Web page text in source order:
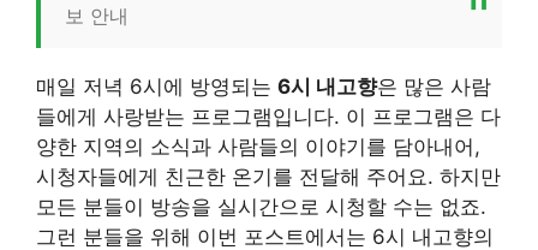
보 안내
매일 저녁 6시에 방영되는 6시 내고향은 많은 사람
들에게 사랑받는 프로그램입니다. 이 프로그램은 다
양한 지역의 소식과 사람들의 이야기를 담아내어,
시청자들에게 친근한 온기를 전달해 주어요. 하지만
모든 분들이 방송을 실시간으로 시청할 수는 없죠.
그런 분들을 위해 이번 포스트에서는 6시 내고향의